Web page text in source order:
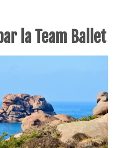
la Team Ballet